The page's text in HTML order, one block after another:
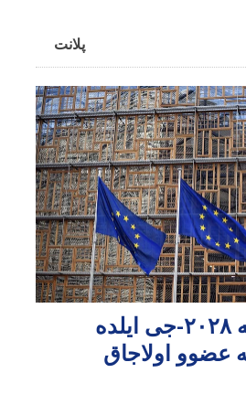
پلانت
بو ایکی اؤلکه ۲۰۲۸-جی ایلده
عضوو اولاجاق